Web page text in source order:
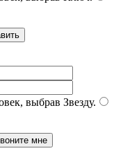
выбрав Звезду.